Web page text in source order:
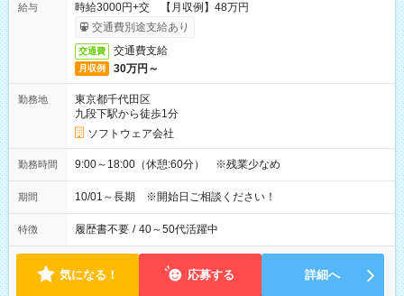
給与
時給3000円+交 【月収例】48万円
交通費別途支給あり
交通費 交通費支給
月収例 30万円～
勤務地
東京都千代田区
九段下駅から徒歩1分
ソフトウェア会社
勤務時間 9:00～18:00（休憩:60分） ※残業少なめ
期間 10/01～長期 ※開始日ご相談ください！
特徴 履歴書不要 / 40～50代活躍中
気になる！ 応募する 詳細へ